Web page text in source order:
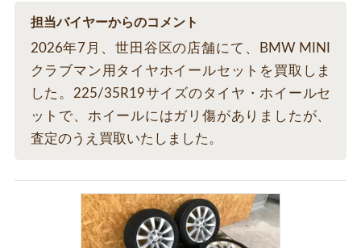
担当バイヤーからのコメント
2026年7月、世田谷区の店舗にて、BMW MINI
クラブマン用タイヤホイールセットを買取しま
した。225/35R19サイズのタイヤ・ホイールセ
ットで、ホイールにはガリ傷がありましたが、
査定のうえ買取いたしました。